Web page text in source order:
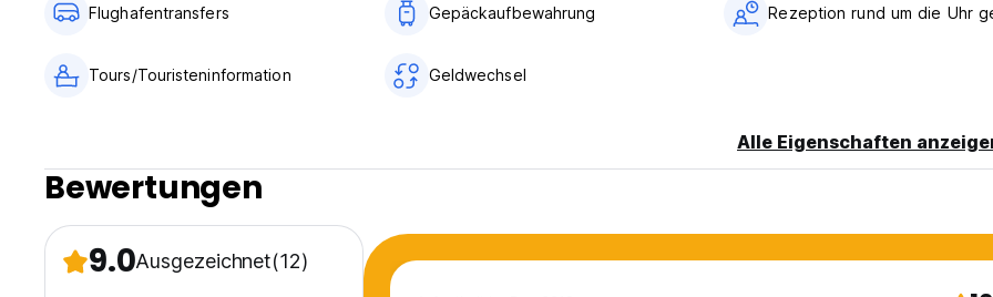
Flughafentransfers Gepäckaufbewahrung Rezeption rund um die Uhr
Tours/Touristeninformation Geldwechsel
Alle Eigenschaften
Bewertungen
9.0Ausgezeichnet(12)